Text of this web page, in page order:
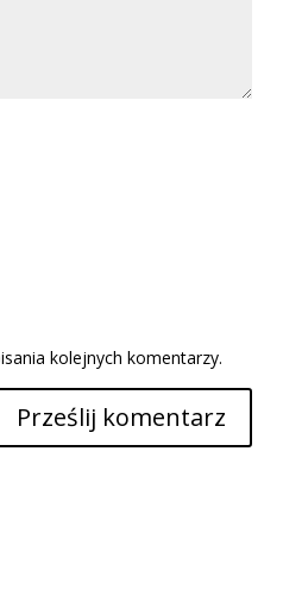
kolejnych komentarzy.